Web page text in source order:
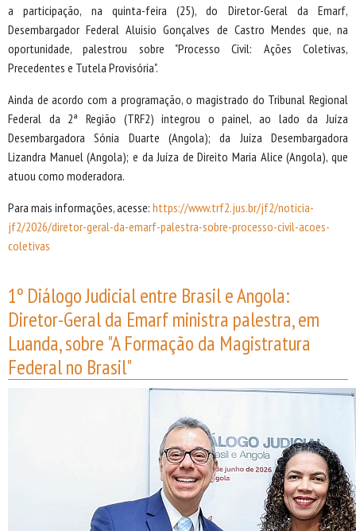
a participação, na quinta-feira (25), do Diretor-Geral da Emarf,
Desembargador Federal Aluisio Gonçalves de Castro Mendes que, na
oportunidade, palestrou sobre "Processo Civil: Ações Coletivas,
Precedentes e Tutela Provisória".
Ainda de acordo com a programação, o magistrado do Tribunal Regional
Federal da 2ª Região (TRF2) integrou o painel, ao lado da Juíza
Desembargadora Sónia Duarte (Angola); da Juíza Desembargadora
Lizandra Manuel (Angola); e da Juíza de Direito Maria Alice (Angola), que
atuou como moderadora.
Para mais informações, acesse: https://www.trf2.jus.br/jf2/noticia-
jf2/2026/diretor-geral-da-emarf-palestra-sobre-processo-civil-acoes-
coletivas
1º Diálogo Judicial entre Brasil e Angola:
Diretor-Geral da Emarf ministra palestra, em
Luanda, sobre "A Formação da Magistratura
Federal no Brasil"